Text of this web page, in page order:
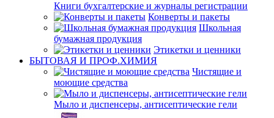
Книги бухгалтерские и журналы регистрации
Конверты и пакеты
Школьная
бумажная продукция
Этикетки и ценники
БЫТОВАЯ И ПРОФ.ХИМИЯ
Чистящие и
моющие средства
Мыло и диспенсеры, антисептические гели